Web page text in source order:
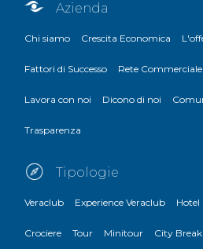
Azienda
Chi siamo Crescita Economica
Fattori di Successo Rete Commerciale
Lavora con noi Dicono di noi
Trasparenza
Tipologie
Veraclub Experience Veraclub Hotel
Crociere Tour Minitour City Break